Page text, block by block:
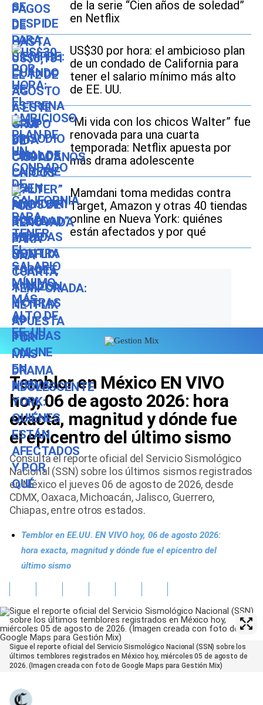
de la serie “Cien años de soledad”
en Netflix
US$30 por hora: el ambicioso plan
de un condado de California para
tener el salario mínimo más alto
de EE. UU.
“Mi vida con los chicos Walter” fue
renovada para una cuarta
temporada: Netflix apuesta por
más drama adolescente
Mamdani toma medidas contra
Target, Amazon y otras 40 tiendas
online en Nueva York: quiénes
están afectados y por qué